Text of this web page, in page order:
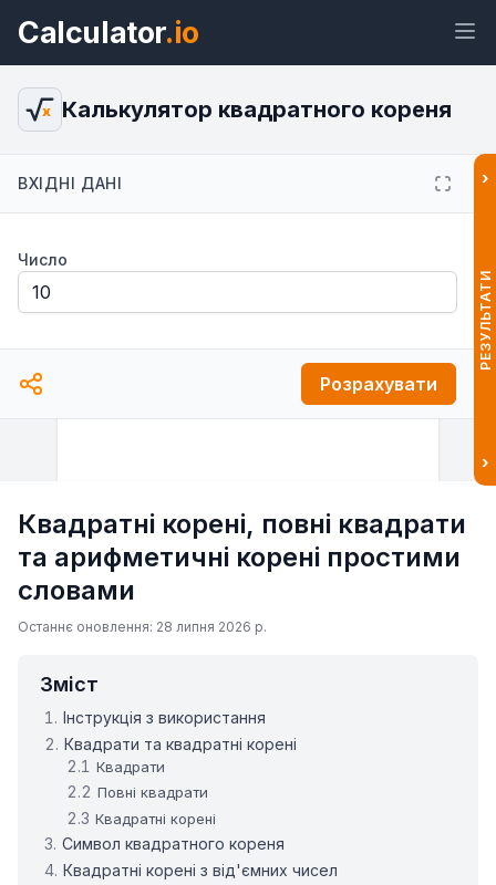
Calculator.io
Попередній перегляд Калькулятор
x Калькулятор квадратного кореня
ВХІДНІ ДАНІ
Число
Розрахувати
›
РЕЗУЛЬТАТИ
›
Квадратні корені, повні квадрати
та арифметичні корені простими
словами
Останнє оновлення: 28 липня 2026 р.
Зміст
Інструкція з використання
Квадрати та квадратні корені
Квадрати
Повні квадрати
Квадратні корені
Символ квадратного кореня
Квадратні корені з від'ємних чисел